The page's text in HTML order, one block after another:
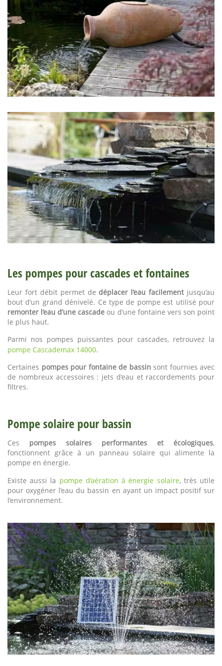
Les pompes pour cascades et fontaines
Leur fort débit permet dedéplacer l’eau facilement jusqu’au
bout d’un grand dénivelé. Ce type de pompe est utilisé pour
remonter l’eau d’une cascade ou d’une fontaine vers son point
le plus haut.
Parmi nos pompes puissantes pour cascades, retrouvez la
pompe Cascademax 14000.
Certaines pompes pour fontaine de bassin sont fournies avec
de nombreux accessoires : jets d’eau et raccordements pour
filtres.
Pompe solaire pour bassin
Ces pompes solaires performantes et écologiques,
fonctionnent grâce à un panneau solaire qui alimente la
pompe en énergie.
Existe aussi la pompe d’aération à énergie solaire, très utile
pour oxygéner l’eau du bassin en ayant un impact positif sur
l’environnement.